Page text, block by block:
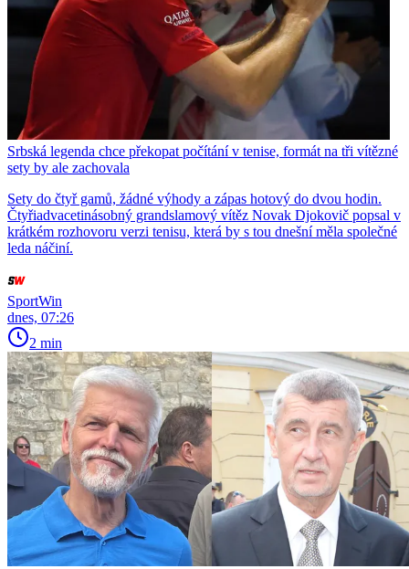
Srbská legenda chce překopat počítání v tenise, formát na tři vítězné
sety by ale zachovala
Sety do čtyř gamů, žádné výhody a zápas hotový do dvou hodin.
Čtyřiadvacetinásobný grandslamový vítěz Novak Djokovič popsal v
krátkém rozhovoru verzi tenisu, která by s tou dnešní měla společné
leda náčiní.
SportWin
dnes, 07:26
2 min